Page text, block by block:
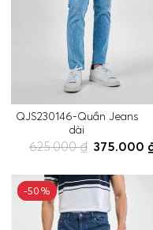
QJS230146-Quần Jeans
dài
375.000
625.000 ₫
-50%
-50%